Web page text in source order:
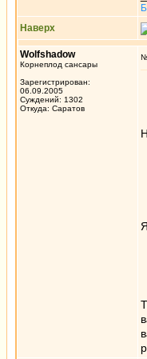
Наверх
Wolfshadow
Корнеплод сансары
Зарегистрирован:
06.09.2005
Суждений: 1302
Откуда: Саратов